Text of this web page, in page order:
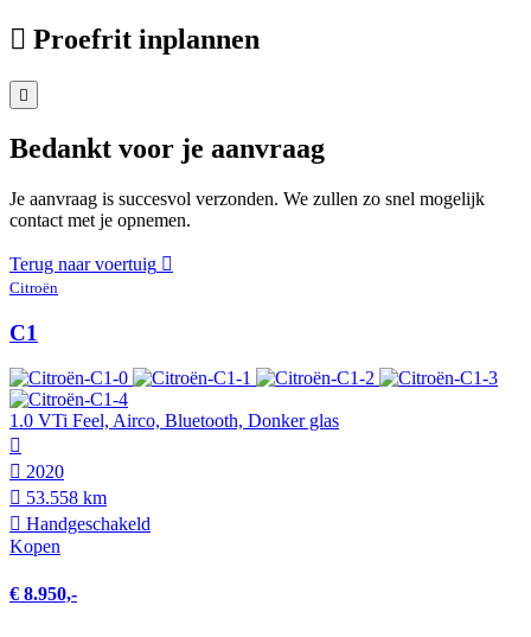
Proefrit inplannen
Bedankt voor je aanvraag
Je aanvraag is succesvol verzonden. We zullen zo snel mogelijk
contact met je opnemen.
Terug naar voertuig
Citroën
C1
1.0 VTi Feel, Airco, Bluetooth, Donker glas
2020
53.558 km
Hand­geschakeld
Kopen
€ 8.950,-